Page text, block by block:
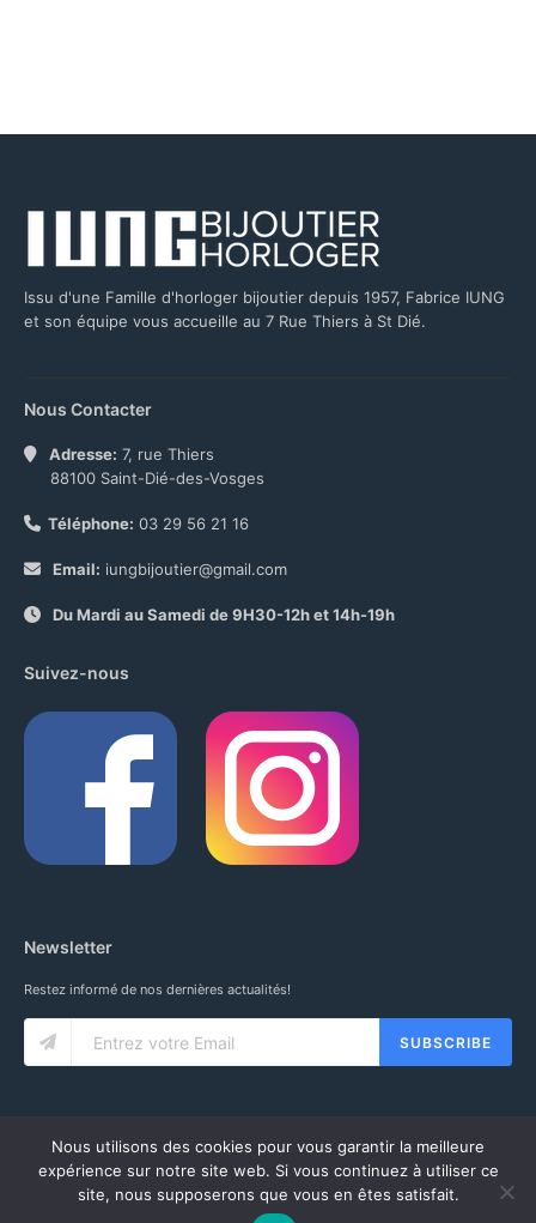
Issu d'une Famille d'horloger bijoutier depuis 1957, Fabrice IUNG
et son équipe vous accueille au 7 Rue Thiers à St Dié.
Nous Contacter
Adresse: 7, rue Thiers
88100 Saint-Dié-des-Vosges
Téléphone: 03 29 56 21 16
Email: iungbijoutier@gmail.com
Du Mardi au Samedi de 9H30-12h et 14h-19h
Suivez-nous
Newsletter
Restez informé de nos dernières actualités!
SUBSCRIBE
© 2020 IUNG SARL. ALL RIGHTS RESERVED.CGV -MENTIONS LÉGALES-
Nous utilisons des cookies pour vous garantir la meilleure
expérience sur notre site web. Si vous continuez à utiliser ce
site, nous supposerons que vous en êtes satisfait.